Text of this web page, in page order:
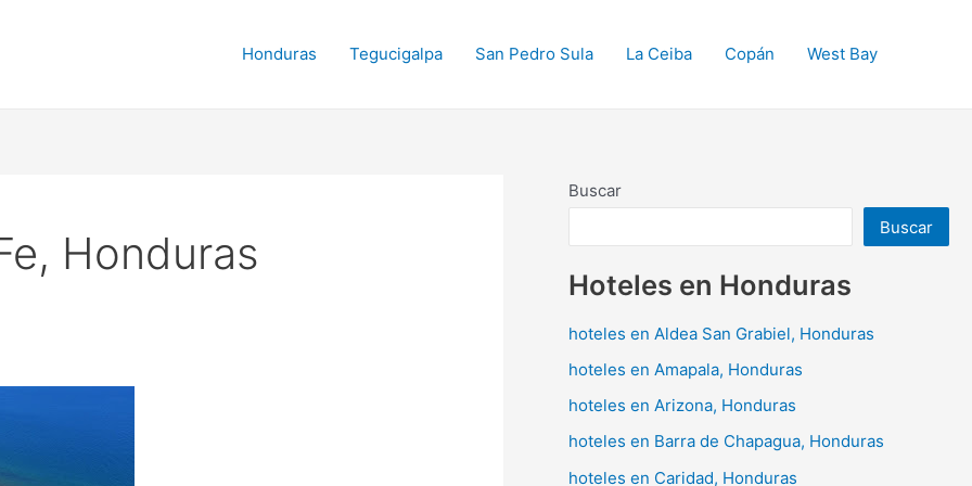
Honduras Tegucigalpa San Pedro Sula La Ceiba Copán West Bay
Honduras
Buscar
Buscar
Hoteles en Honduras
hoteles en Aldea San Grabiel, Honduras
hoteles en Amapala, Honduras
hoteles en Arizona, Honduras
hoteles en Barra de Chapagua, Honduras
hoteles en Caridad, Honduras